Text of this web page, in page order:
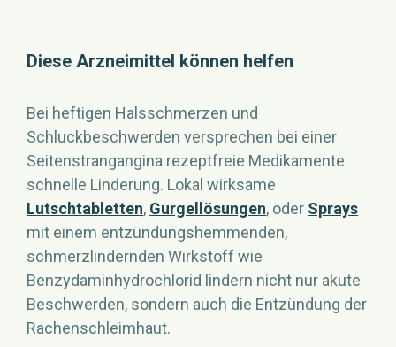
Diese Arzneimittel können helfen
Bei heftigen Halsschmerzen und
Schluckbeschwerden versprechen bei einer
Seitenstrangangina rezeptfreie Medikamente
schnelle Linderung. Lokal wirksame
Lutschtabletten, Gurgellösungen, oder Sprays
mit einem entzündungshemmenden,
schmerzlindernden Wirkstoff wie
Benzydaminhydrochlorid lindern nicht nur akute
Beschwerden, sondern auch die Entzündung der
Rachenschleimhaut.